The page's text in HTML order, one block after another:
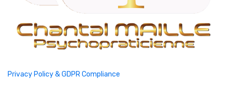
Privacy Policy & GDPR Compliance